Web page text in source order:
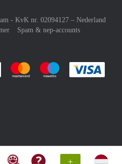
+
- KvK nr. 02094127 – Nederland
Spam & nep-accounts
Je rekent gemakkelijk af met Paypal
Je rekent gemakkelijk af met
Je rekent